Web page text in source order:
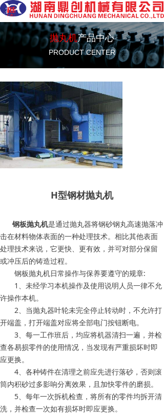
抛丸机产品中心
PRODUCT CENTER
钢板抛丸机是通过抛丸器将钢砂钢丸高速抛落冲
击在材料物体表面的一种处理技术。相比其他表面
处理技术来说，它更快、更有效，并可对部分保留
或冲压后的铸造过程。
钢板抛丸机日常操作与保养要遵守的规章:
1、未经学习本机操作及使用说明人员一律不允
许操作本机。
2、当抛丸器叶轮未完全停止转动时，不允许打
开端盖，打开端盖对应将全部电门按钮断电。
3、每一工作班后，均应将机器清扫一遍，并检
查各易损零件的使用情况，当发现有严重损坏时即
应更换。
4、各种铸件在清理之前应先进行落砂，否则滚
筒内积砂过多影响分离效果，且加快零件的磨损。
5、每年一次拆机检查，将所有的零件均拆开清
洗，并检查一次如有损坏时即应更换。
H型钢材抛丸机